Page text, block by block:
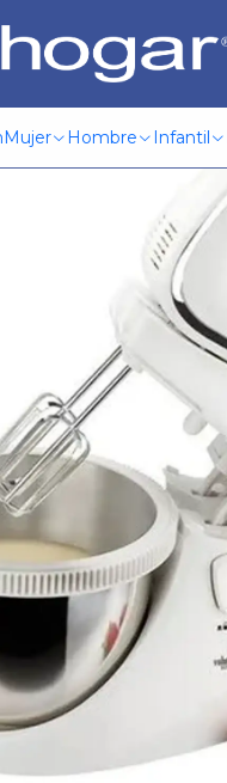
Mujer Hombre Infantil